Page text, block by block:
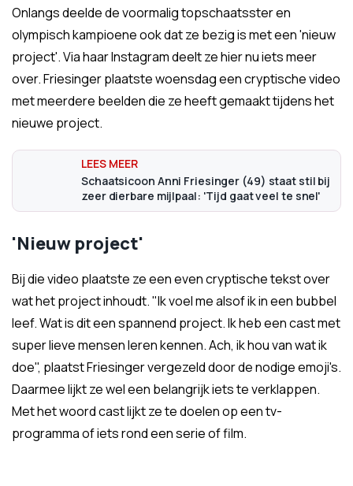
Onlangs deelde de voormalig topschaatsster en
olympisch kampioene ook dat ze bezig is met een 'nieuw
project'. Via haar Instagram deelt ze hier nu iets meer
over. Friesinger plaatste woensdag een cryptische video
met meerdere beelden die ze heeft gemaakt tijdens het
nieuwe project.
Schaatsicoon Anni Friesinger (49) staat stil bij
zeer dierbare mijlpaal: 'Tijd gaat veel te snel'
'Nieuw project'
Bij die video plaatste ze een even cryptische tekst over
wat het project inhoudt. "Ik voel me alsof ik in een bubbel
leef. Wat is dit een spannend project. Ik heb een cast met
super lieve mensen leren kennen. Ach, ik hou van wat ik
doe", plaatst Friesinger vergezeld door de nodige emoji's.
Daarmee lijkt ze wel een belangrijk iets te verklappen.
Met het woord cast lijkt ze te doelen op een tv-
programma of iets rond een serie of film.